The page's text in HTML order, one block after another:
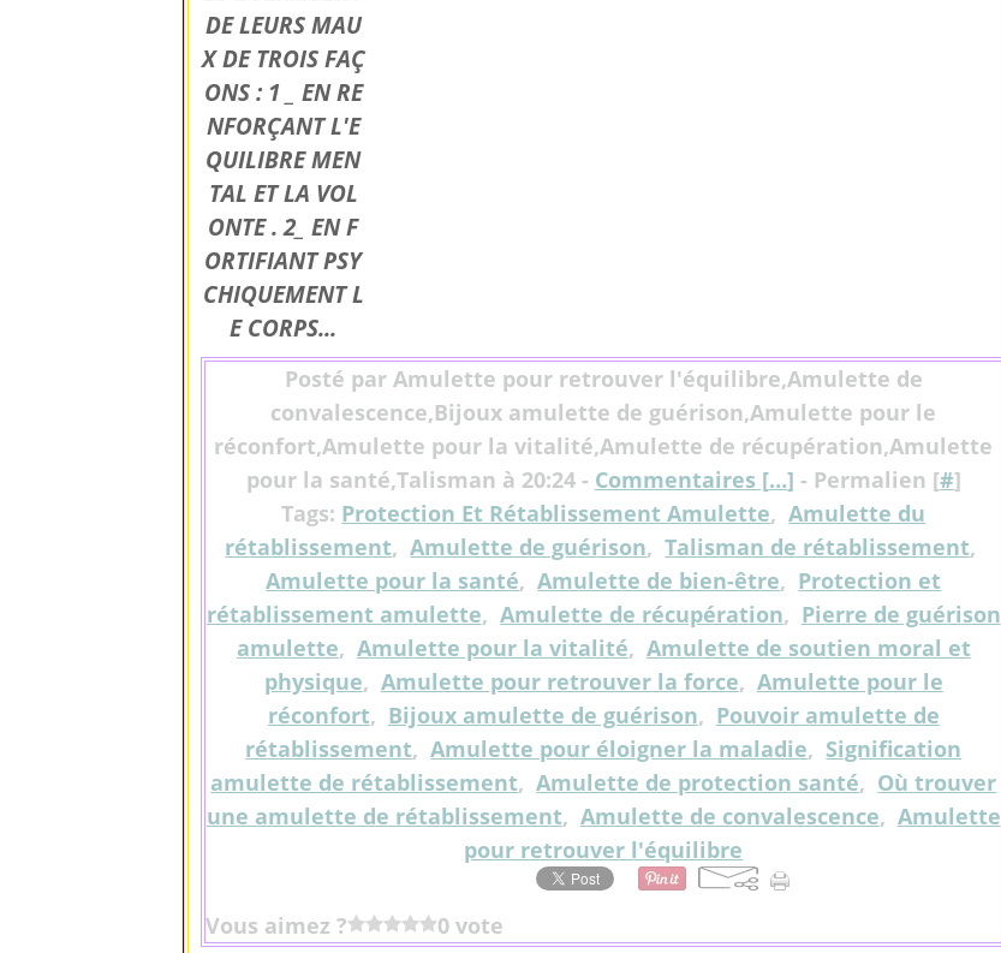
DE LEURS MAU
X DE TROIS FAÇ
ONS : 1 _ EN RE
NFORÇANT L'E
QUILIBRE MEN
TAL ET LA VOL
ONTE . 2_ EN F
ORTIFIANT PSY
CHIQUEMENT L
E CORPS...
Posté par Amulette pour retrouver l'équilibre,Amulette de
convalescence,Bijoux amulette de guérison,Amulette pour le
réconfort,Amulette pour la vitalité,Amulette de récupération,Amulette
pour la santé,Talisman à 20:24 - Commentaires […] - Permalien [#]
Tags: Protection Et Rétablissement Amulette,Amulette du
rétablissement,Amulette de guérison,Talisman de rétablissement,
Amulette pour la santé,Amulette de bien-être, Protection et
rétablissement amulette, Amulette de récupération, Pierre de guérison
amulette, Amulette pour la vitalité, Amulette de soutien moral et
physique, Amulette pour retrouver la force, Amulette pour le
réconfort, Bijoux amulette de guérison, Pouvoir amulette de
rétablissement,Amulette pour éloigner la maladie, Signification
amulette de rétablissement,Amulette de protection santé, Où trouver
une amulette de rétablissement, Amulette de convalescence, Amulette
pour retrouver l'équilibre
Vous aimez ? 0 vote